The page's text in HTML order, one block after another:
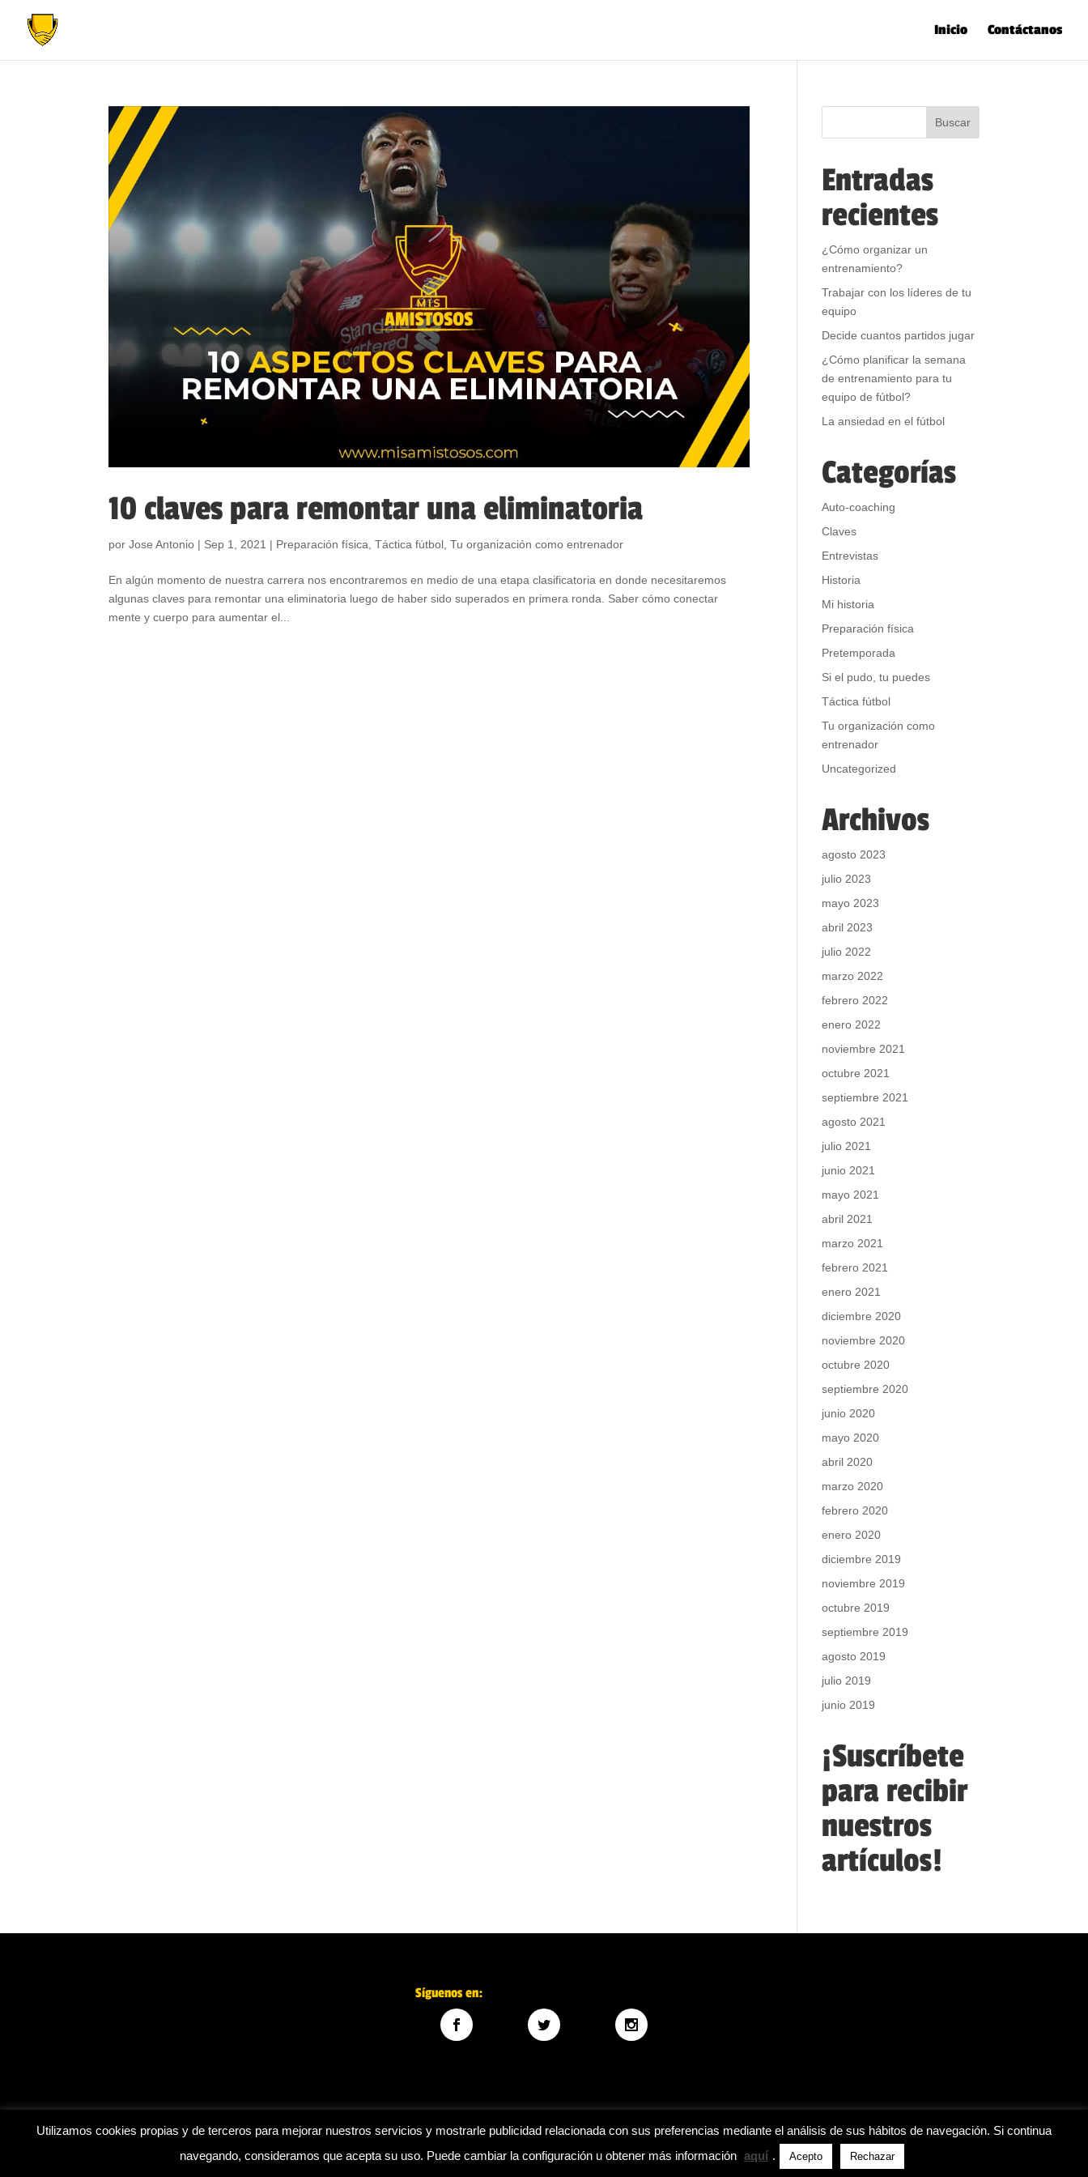
Inicio Contáctanos
10 claves para remontar una eliminatoria
porJose Antonio | Sep 1, 2021 | Preparación física,Táctica fútbol,Tu organización como entrenador
En algún momento de nuestra carrera nos encontraremos en medio de una etapa clasificatoria en donde necesitaremos
algunas claves para remontar una eliminatoria luego de haber sido superados en primera ronda. Saber cómo conectar
mente y cuerpo para aumentar el...
Entradas
recientes
¿Cómo organizar un
entrenamiento?
Trabajar con los líderes de tu
equipo
Decide cuantos partidos jugar
¿Cómo planificar la semana
de entrenamiento para tu
equipo de fútbol?
La ansiedad en el fútbol
Categorías
Auto-coaching
Claves
Entrevistas
Historia
Mi historia
Preparación física
Pretemporada
Si el pudo, tu puedes
Táctica fútbol
Tu organización como
entrenador
Uncategorized
Archivos
agosto 2023
julio 2023
mayo 2023
abril 2023
julio 2022
marzo 2022
febrero 2022
enero 2022
noviembre 2021
octubre 2021
septiembre 2021
agosto 2021
julio 2021
junio 2021
mayo 2021
abril 2021
marzo 2021
febrero 2021
enero 2021
diciembre 2020
noviembre 2020
octubre 2020
septiembre 2020
junio 2020
mayo 2020
abril 2020
marzo 2020
febrero 2020
enero 2020
diciembre 2019
noviembre 2019
octubre 2019
septiembre 2019
agosto 2019
julio 2019
junio 2019
¡Suscríbete
para recibir
nuestros
artículos!
Síguenos en:
Inicio Blog Contáctanos
© Mis Amistosos. | Desarrollado porsoyfranklinr|Aviso Legal|Política de privacidad|Política de cookies
Utilizamos cookies propias y de terceros para mejorar nuestros servicios y mostrarle publicidad relacionada con sus preferencias mediante el análisis de sus hábitos de navegación. Si continua
navegando, consideramos que acepta su uso. Puede cambiar la configuración u obtener más información aquí . Acepto Rechazar